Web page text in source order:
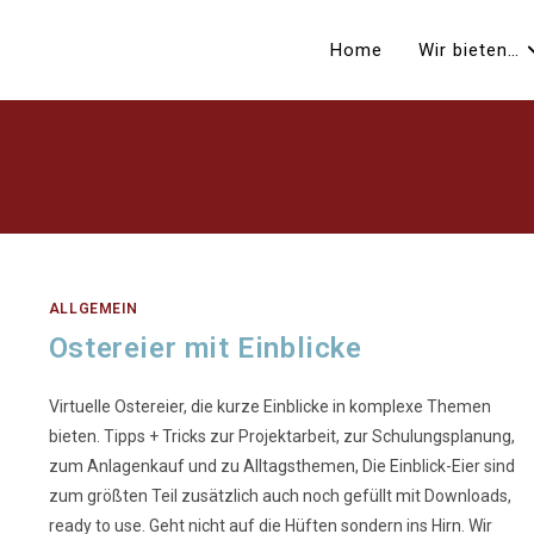
Home Wir bieten…
ALLGEMEIN
Ostereier mit Einblicke
Virtuelle Ostereier, die kurze Einblicke in komplexe Themen
bieten. Tipps + Tricks zur Projektarbeit, zur Schulungsplanung,
zum Anlagenkauf und zu Alltagsthemen, Die Einblick-Eier sind
zum größten Teil zusätzlich auch noch gefüllt mit Downloads,
ready to use. Geht nicht auf die Hüften sondern ins Hirn. Wir